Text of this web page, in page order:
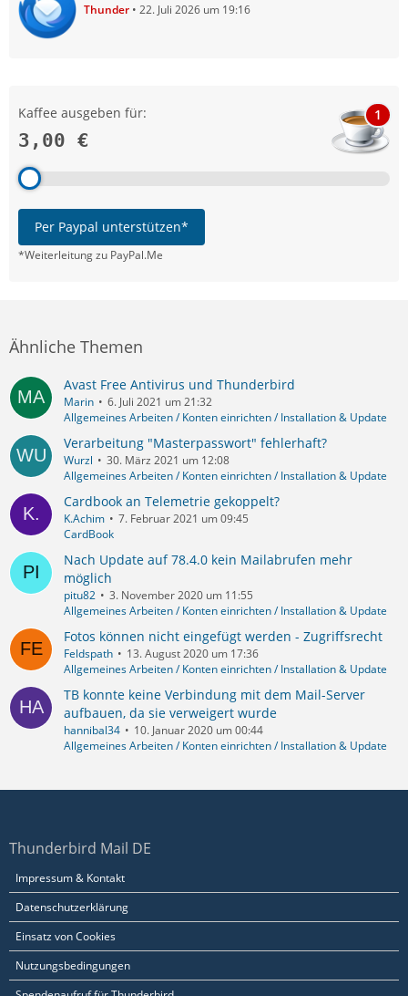
Thunder 22. Juli 2026 um 19:16
Kaffee ausgeben für:
3,00 €
1
Per Paypal unterstützen*
*Weiterleitung zu PayPal.Me
Ähnliche Themen
Avast Free Antivirus und Thunderbird
Marin
6. Juli 2021 um 21:32
Allgemeines Arbeiten / Konten einrichten / Installation & Update
Verarbeitung "Masterpasswort" fehlerhaft?
Wurzl
30. März 2021 um 12:08
Allgemeines Arbeiten / Konten einrichten / Installation & Update
Cardbook an Telemetrie gekoppelt?
K.Achim
7. Februar 2021 um 09:45
CardBook
Nach Update auf 78.4.0 kein Mailabrufen mehr
möglich
pitu82
3. November 2020 um 11:55
Allgemeines Arbeiten / Konten einrichten / Installation & Update
Fotos können nicht eingefügt werden - Zugriffsrecht
Feldspath
13. August 2020 um 17:36
Allgemeines Arbeiten / Konten einrichten / Installation & Update
TB konnte keine Verbindung mit dem Mail-Server
aufbauen, da sie verweigert wurde
hannibal34
10. Januar 2020 um 00:44
Allgemeines Arbeiten / Konten einrichten / Installation & Update
Thunderbird Mail DE
Impressum & Kontakt
Datenschutzerklärung
Einsatz von Cookies
Nutzungsbedingungen